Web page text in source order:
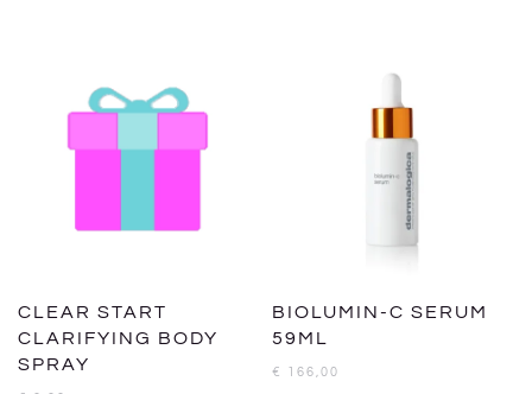
CLEAR START
CLARIFYING BODY
SPRAY
BIOLUMIN-C SERUM
59ML
€ 166,00